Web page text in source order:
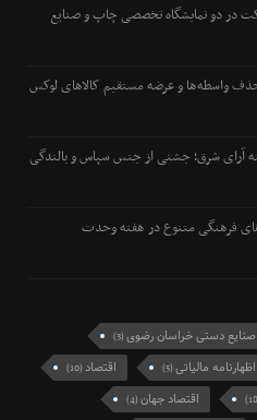
میزبان ۱۳۵ شرکت در دو نمایشگاه تخصصی چاپ و صنایع
واسطه‌ها و عرضه مستقیم کالاهای لوکس
آرای شرق؛ جشنی از جنس سپاس و بالندگی
فرهنگی متنوع در هفته وحدت
صنایع دستی خراسان رضوی(3)
اظهارنامه مالیاتی(5) اقتصاد(10)
اقتصاد جهان(4)